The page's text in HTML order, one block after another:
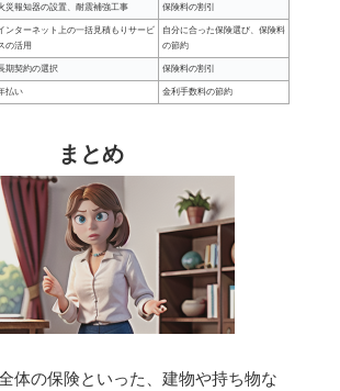
災報知器の設置、耐震補強工事 保険料の割引
ンターネット上の一括見積もりサービ
の活用
自分に合った保険選び、保険料
の節約
期契約の選択 保険料の割引
払い 金利手数料の節約
まとめ
体の保険といった、建物や持ち物な